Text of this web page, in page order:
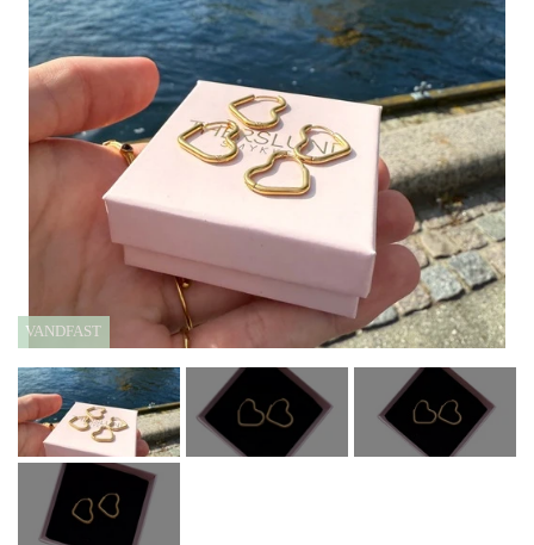
Øreringe
Ørestikker
Ringe
Armbånd
Halskæder
Ankelkæder
Mix and Match
Butik
Om mig
VANDFAST